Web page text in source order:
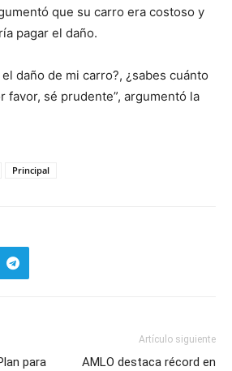
que su carro era costoso y
pagar el daño.
el daño de mi carro?, ¿sabes cuánto
favor, sé prudente”, argumentó la
Principal
para
Artículo siguiente
AMLO destaca récord en